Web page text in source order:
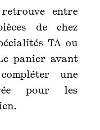
entre
de chez
TA ou
panier avant
une
pour les